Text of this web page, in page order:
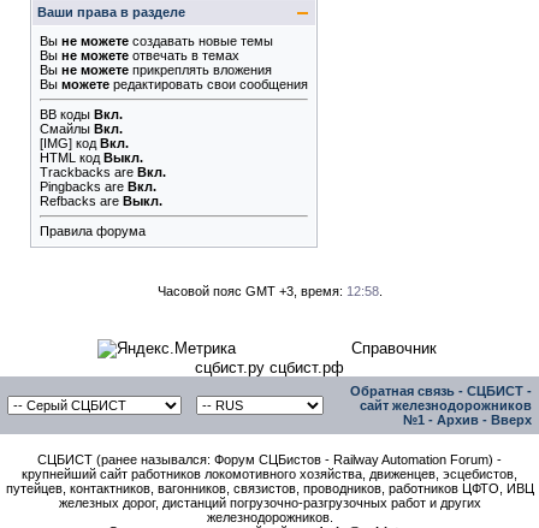
Ваши права в разделе
Вы не можете создавать новые темы
Вы не можете отвечать в темах
Вы не можете прикреплять вложения
Вы можете редактировать свои сообщения
BB коды Вкл.
Смайлы Вкл.
[IMG] код Вкл.
HTML код Выкл.
Trackbacks are Вкл.
Pingbacks are Вкл.
Refbacks are Выкл.
Правила форума
Часовой пояс GMT +3, время: 12:58.
Справочник
сцбист.ру сцбист.рф
Обратная связь - СЦБИСТ -
сайт железнодорожников
№1 - Архив - Вверх
СЦБИСТ (ранее назывался: Форум СЦБистов - Railway Automation Forum) -
крупнейший сайт работников локомотивного хозяйства, движенцев, эсцебистов,
путейцев, контактников, вагонников, связистов, проводников, работников ЦФТО, ИВЦ
железных дорог, дистанций погрузочно-разгрузочных работ и других
железнодорожников.